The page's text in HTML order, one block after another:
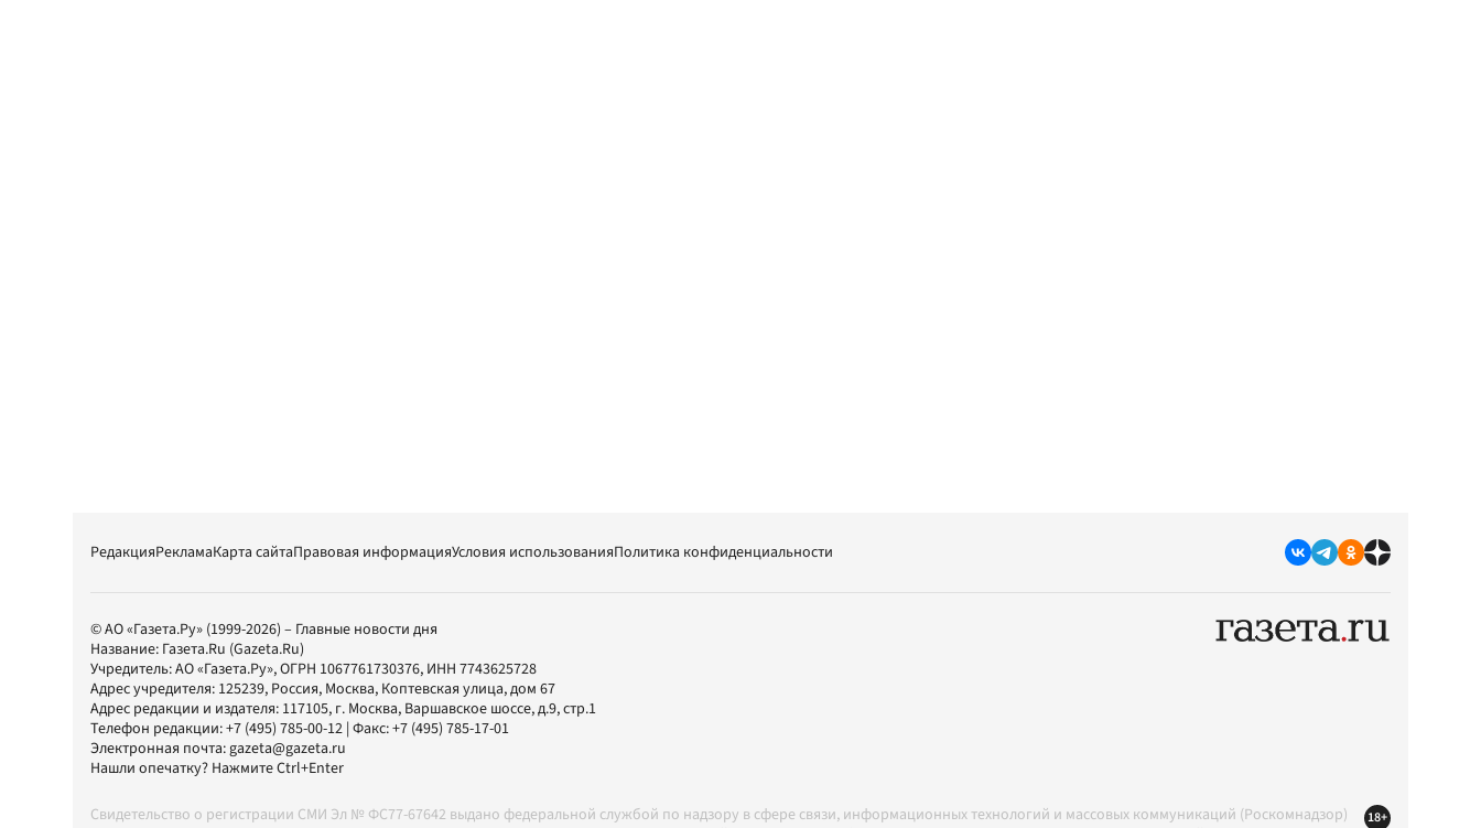
РедакцияРекламаКарта сайтаПравовая информацияУсловия использованияПолитика конфиденциальности
© АО «Газета.Ру» (1999-2026) – Главные новости дня
Название: Газета.Ru (Gazeta.Ru)
Учредитель:АО «Газета.Ру», ОГРН 1067761730376, ИНН 7743625728
Адрес учредителя: 125239, Россия, Москва, Коптевская улица, дом 67
Адрес редакции и издателя: 117105, г. Москва, Варшавское шоссе, д.9, стр.1
Телефон редакции:+7 (495) 785-00-12 | Факс:+7 (495) 785-17-01
Электронная почта:gazeta@gazeta.ru
Нашли опечатку? Нажмите Ctrl+Enter
Свидетельство о регистрации СМИ Эл № ФС77-67642 выдано федеральной службой по надзору в сфере связи, информационных технологий и массовых коммуникаций (Роскомнадзор)
18+